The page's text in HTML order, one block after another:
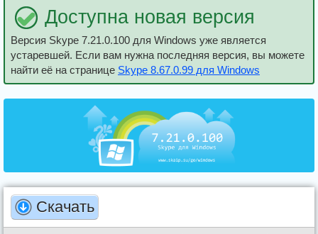
Доступна новая версия
Версия Skype 7.21.0.100 для Windows уже является
устаревшей. Если вам нужна последняя версия, вы можете
найти её на странице Skype 8.67.0.99 для Windows
Скачать